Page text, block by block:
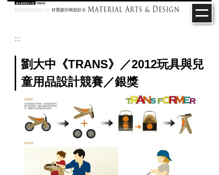
:::
劉大中《TRANS》／2012玩具與兒
童用品設計競賽／銀獎